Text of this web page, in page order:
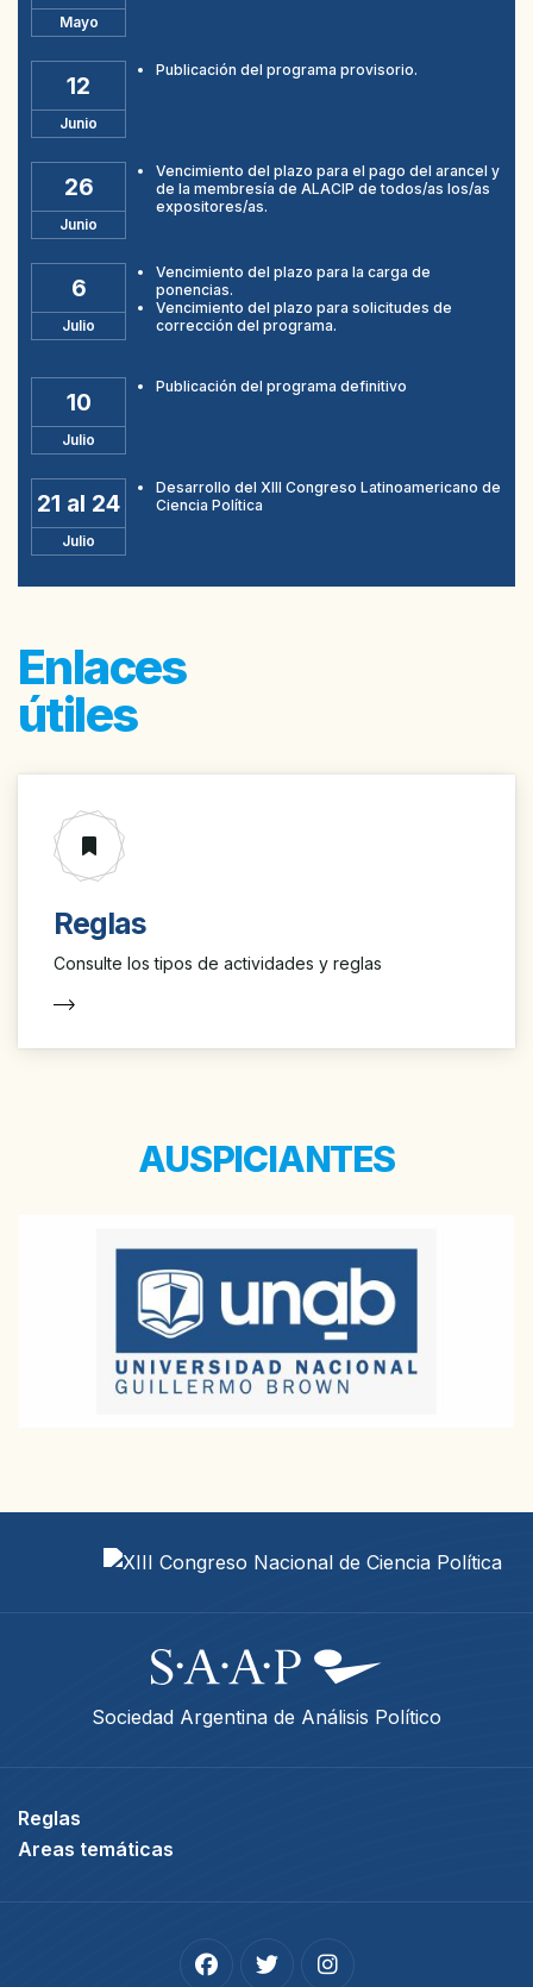
Mayo
12
Junio
Publicación del programa provisorio.
26
Junio
Vencimiento del plazo para el pago del arancel y
de la membresía de ALACIP de todos/as los/as
expositores/as.
6
Julio
Vencimiento del plazo para la carga de
ponencias.
Vencimiento del plazo para solicitudes de
corrección del programa.
10
Julio
Publicación del programa definitivo
21 al 24
Julio
Desarrollo del XIII Congreso Latinoamericano de
Ciencia Política
Enlaces
útiles
Reglas
Consulte los tipos de actividades y reglas
AUSPICIANTES
Sociedad Argentina de Análisis Político
Reglas
Areas temáticas